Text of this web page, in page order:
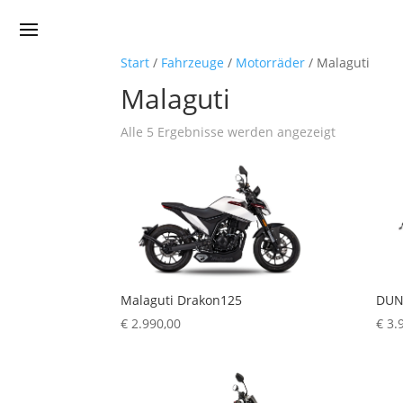
Start / Fahrzeuge / Motorräder / Malaguti
Malaguti
Alle 5 Ergebnisse werden angezeigtNach
Malaguti Drakon125
€ 2.990,00
€